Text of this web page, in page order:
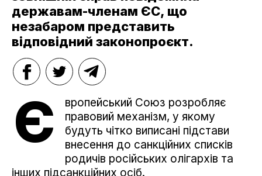
державам-членам ЄС, що
незабаром представить
відповідний законопроєкт.
Є
вропейський Союз розробляє
правовий механізм, у якому
будуть чітко виписані підстави
внесення до санкційних списків
родичів російських олігархів та
інших підсанкційних осіб.